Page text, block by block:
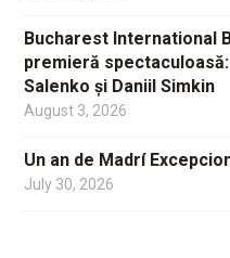
Bucharest International
premieră
Salenko și Daniil Simkin
August 3, 2026
Un an de Madrí
July 30, 2026